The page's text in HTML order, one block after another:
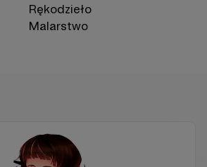
Rękodzieło
Malarstwo